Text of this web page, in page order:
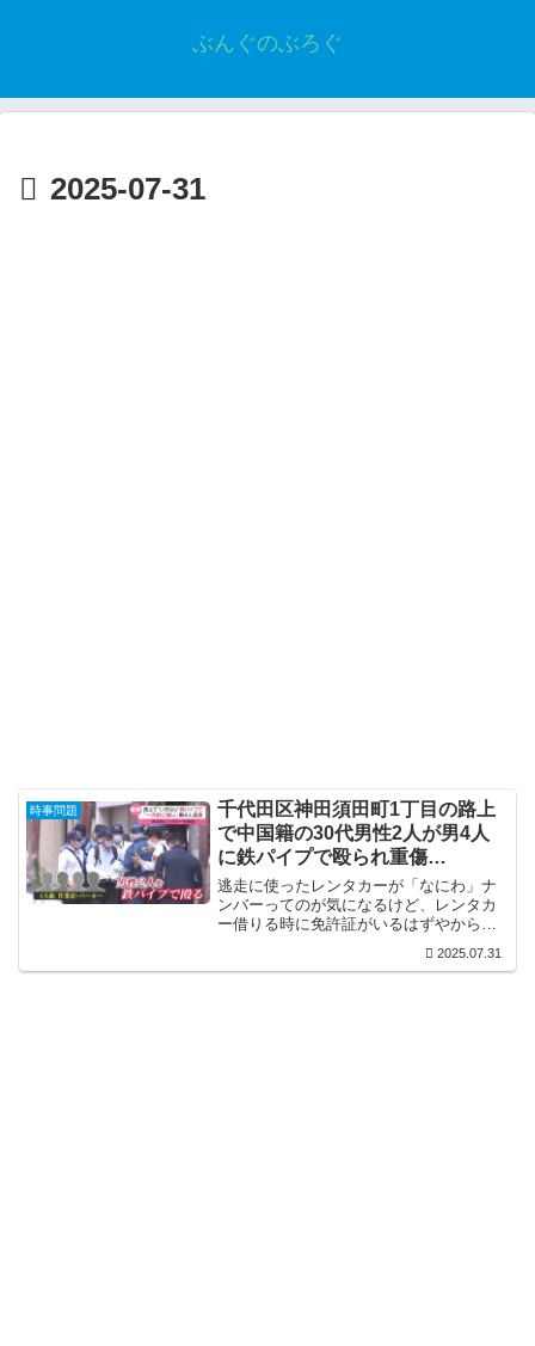
ぶんぐのぶろぐ
2025-07-31
時事問題
千代田区神田須田町1丁目の路上
で中国籍の30代男性2人が男4人
に鉄パイプで殴られ重傷
Twitter(X)に現地の様子
逃走に使ったレンタカーが「なにわ」ナ
ンバーってのが気になるけど、レンタカ
ー借りる時に免許証がいるはずやからそ
ぁ、それで捕まったらあまりにもマヌケ
2025.07.31